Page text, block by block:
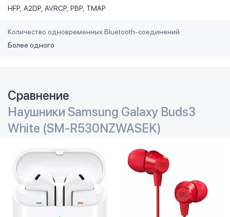
HFP A2DP AVRCP PBP TMAP
Количество одновременных Bluetooth-соединений
Более одного
Сравнение
Наушники Samsung Galaxy Buds3
White (SM-R530NZWASEK)